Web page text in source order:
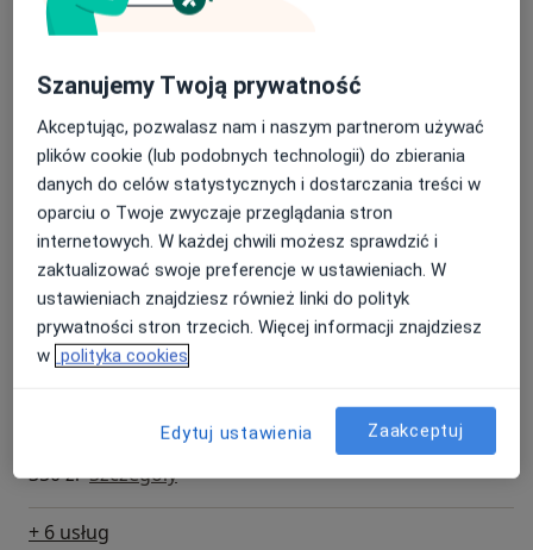
Usługi i ceny
Konsultacja chirurgiczna
Od 350 zł Szczegóły
Konsultacja proktologiczna
400 zł Szczegóły
Gumkowanie hemoroidów
Od 600 zł Szczegóły
Konsultacja proktologiczna + rektoskopia
Kwalifikacja do operacji
350 zł Szczegóły
+ 6 usług
Szanujemy Twoją prywatność
Akceptując, pozwalasz nam i naszym partnerom używać
plików cookie (lub podobnych technologii) do zbierania
danych do celów statystycznych i dostarczania treści w
oparciu o Twoje zwyczaje przeglądania stron
internetowych. W każdej chwili możesz sprawdzić i
zaktualizować swoje preferencje w ustawieniach. W
ustawieniach znajdziesz również linki do polityk
prywatności stron trzecich. Więcej informacji znajdziesz
w polityka cookies
Edytuj ustawienia Zaakceptuj